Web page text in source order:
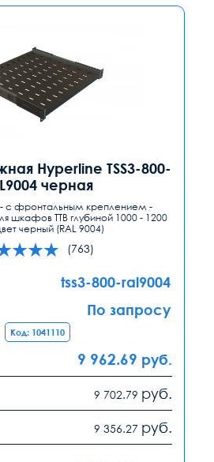
Hyperline TSS3-800-
черная
с фронтальным креплением -
шкафов TTB глубиной 1000 - 1200
черный (RAL 9004)
(763)
tss3-800-ral9004
По запросу
Код: 1041110
9 962.69 руб.
9 702.79 руб.
9 356.27 руб.